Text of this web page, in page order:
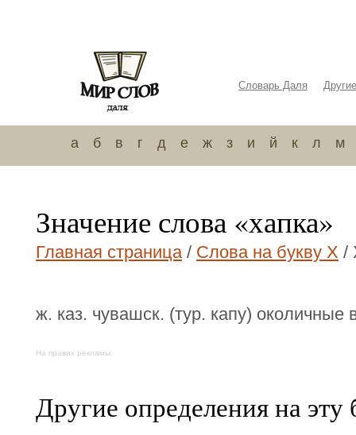
Словарь Даля
а б в г д е ж з и й к л м
Значение слова «хапка»
Главная страница/ Слова на букву Х /
ж. каз. чувашск. (тур. капу) околичные
На правах рекламы:
Другие определения на эту